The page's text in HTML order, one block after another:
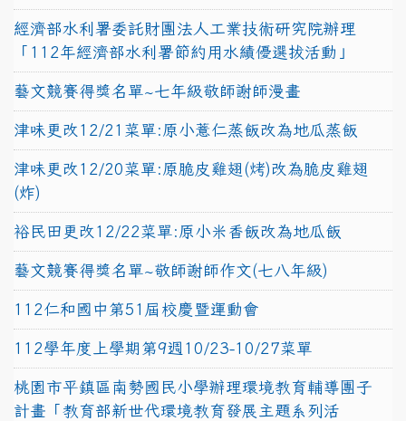
經濟部水利署委託財團法人工業技術研究院辦理
「112年經濟部水利署節約用水績優選拔活動」
藝文競賽得獎名單~七年級敬師謝師漫畫
津味更改12/21菜單:原小薏仁蒸飯改為地瓜蒸飯
津味更改12/20菜單:原脆皮雞翅(烤)改為脆皮雞翅
(炸)
裕民田更改12/22菜單:原小米香飯改為地瓜飯
藝文競賽得獎名單~敬師謝師作文(七八年級)
112仁和國中第51屆校慶暨運動會
112學年度上學期第9週10/23-10/27菜單
桃園市平鎮區南勢國民小學辦理環境教育輔導團子
計畫「教育部新世代環境教育發展主題系列活